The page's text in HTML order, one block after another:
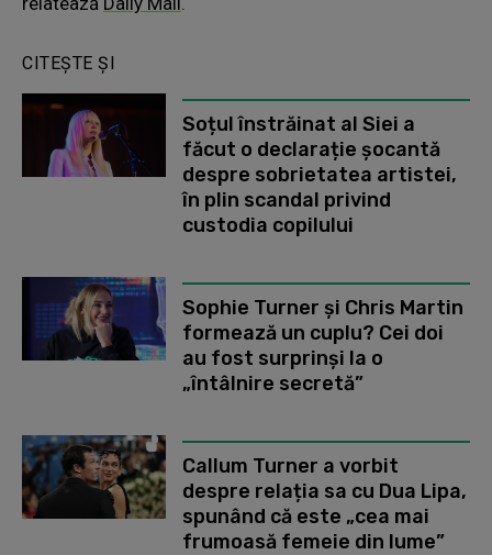
CITEȘTE ȘI
Soțul înstrăinat al Siei a
făcut o declarație șocantă
despre sobrietatea artistei,
în plin scandal privind
custodia copilului
Sophie Turner și Chris Martin
formează un cuplu? Cei doi
au fost surprinși la o
„întâlnire secretă”
Callum Turner a vorbit
despre relația sa cu Dua Lipa,
spunând că este „cea mai
frumoasă femeie din lume”